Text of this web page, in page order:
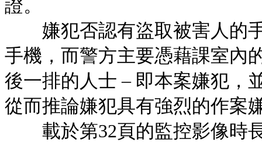
證。
嫌犯否認有盜取被害人的手
手機，而警方主要憑藉課室內
後一排的人士 – 即本案嫌犯，
從而推論嫌犯具有強烈的作案
載於第32頁的監控影像時